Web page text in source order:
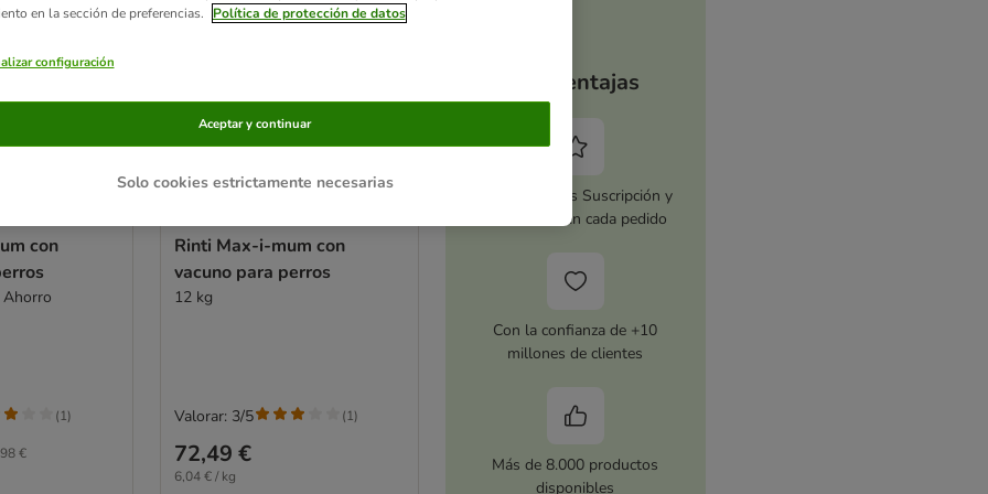
con
€
(1)
Rinti Max-i-mum con
vacuno para perros
12 kg
72,49 €
6,04 € / kg
Valorar: 3/5 (1)
Tus ventajas
Activa zooplus Suscripción y
ahorra 5 % en cada pedido
Con la confianza de +10
millones de clientes
Más de 8.000 productos
disponibles
en la sección de preferencias.
Política de protección de datos
configuración
Solo cookies estrictamente necesarias
Aceptar y continuar